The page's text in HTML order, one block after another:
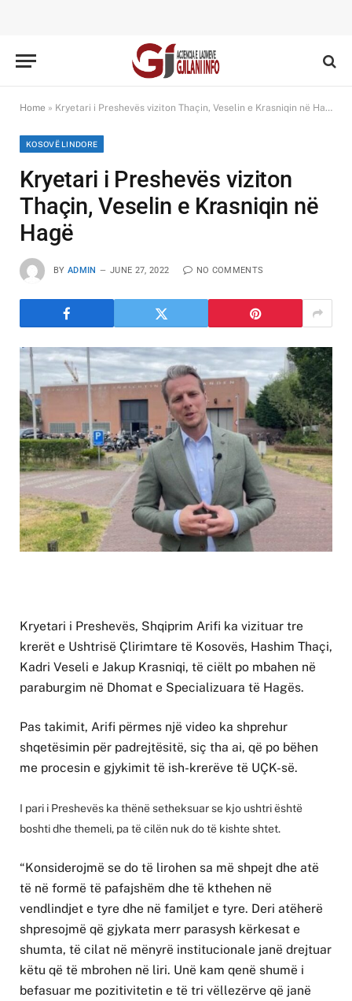
Home » Kryetari i Preshevës viziton Thaçin, Veselin e Krasniqin në Hagë
KOSOVË LINDORE
Kryetari i Preshevës viziton
Thaçin, Veselin e Krasniqin në
Hagë
BY ADMIN JUNE 27, 2022 NO COMMENTS
Kryetari i Preshevës, Shqiprim Arifi ka vizituar tre
krerët e Ushtrisë Çlirimtare të Kosovës, Hashim Thaçi,
Kadri Veseli e Jakup Krasniqi, të ciëlt po mbahen në
paraburgim në Dhomat e Specializuara të Hagës.
Pas takimit, Arifi përmes një video ka shprehur
shqetësimin për padrejtësitë, siç tha ai, që po bëhen
me procesin e gjykimit të ish-krerëve të UÇK-së.
I pari i Preshevës ka thënë setheksuar se kjo ushtri është
boshti dhe themeli, pa të cilën nuk do të kishte shtet.
“Konsiderojmë se do të lirohen sa më shpejt dhe atë
të në formë të pafajshëm dhe të kthehen në
vendlindjet e tyre dhe në familjet e tyre. Deri atëherë
shpresojmë që gjykata merr parasysh kërkesat e
shumta, të cilat në mënyrë institucionale janë drejtuar
këtu që të mbrohen në liri. Unë kam qenë shumë i
befasuar me pozitivitetin e të tri vëllezërve që janë